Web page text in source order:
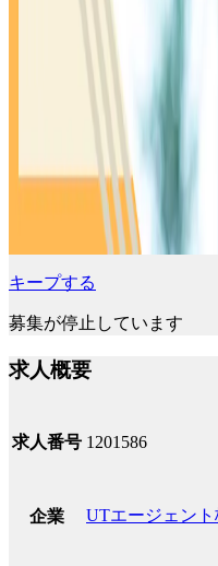
キープする
募集が停止しています
求人概要
求人番号 1201586
企業 UTエージェン